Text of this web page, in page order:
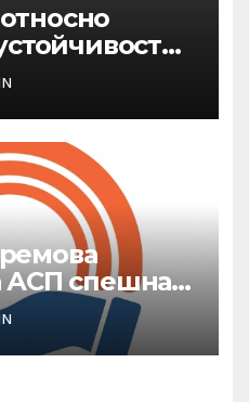
АСП спешна
на
от